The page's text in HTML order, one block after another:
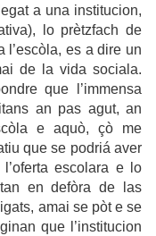
a una institucion,
lo prètzfach de
l’escòla, es a dire un
de la vida sociala.
que l’immensa
an pas agut, an
e aquò, çò me
que se podriá aver
escolara e lo
en defòra de las
amai se pòt e se
que l’institucion